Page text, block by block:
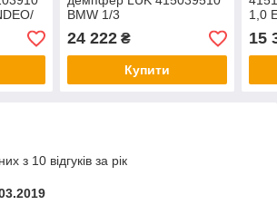
BMW 1/3
E81/E87/E88/E90/E91
1,8/2,0 04-
24 222₴
Купити
1,0
15
з 10 відгуків за рік